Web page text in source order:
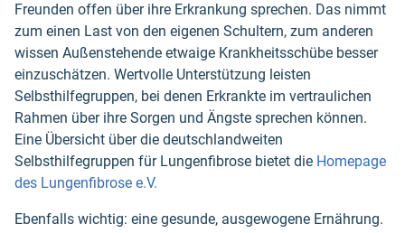
Freunden offen über ihre Erkrankung sprechen. Das nimmt
zum einen Last von den eigenen Schultern, zum anderen
wissen Außenstehende etwaige Krankheitsschübe besser
einzuschätzen. Wertvolle Unterstützung leisten
Selbsthilfegruppen, bei denen Erkrankte im vertraulichen
Rahmen über ihre Sorgen und Ängste sprechen können.
Eine Übersicht über die deutschlandweiten
Selbsthilfegruppen für Lungenfibrose bietet die Homepage
des Lungenfibrose e.V.
Ebenfalls wichtig: eine gesunde, ausgewogene Ernährung.